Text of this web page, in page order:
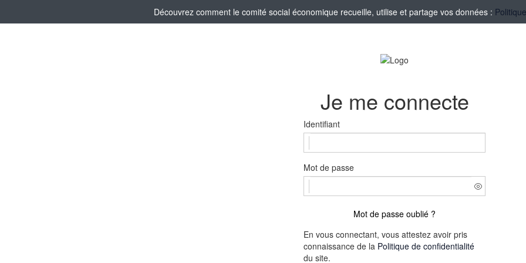
Découvrez comment le comité social économique recueille, utilise et partage vos données :
Je me connecte
Identifiant
Mot de passe
Mot de passe oublié ?
En vous connectant, vous attestez avoir pris
connaissance de la Politique de confidentialité
du site.